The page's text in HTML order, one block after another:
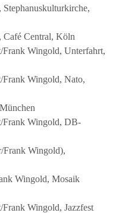
Café Central, Köln
Wingold, Unterfahrt,
Wingold, Nato,
Frank Wingold, DB-
Frank Wingold),
Wingold, Mosaik
Wingold, Jazzfest